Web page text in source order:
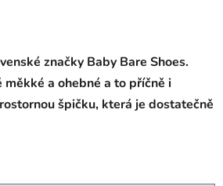
značky Baby Bare Shoes.
a ohebné a to příčně i
špičku, která je dostatečně